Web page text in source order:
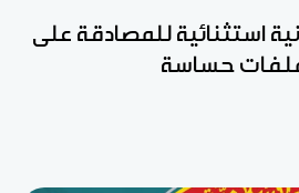
استثنائية للمصادقة على